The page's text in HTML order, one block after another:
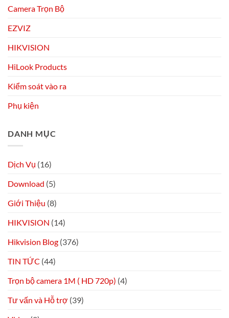
Camera Trọn Bộ
EZVIZ
HIKVISION
HiLook Products
Kiểm soát vào ra
Phụ kiện
DANH MỤC
Dịch Vụ (16)
Download (5)
Giới Thiệu (8)
HIKVISION (14)
Hikvision Blog (376)
TIN TỨC (44)
Trọn bộ camera 1M ( HD 720p) (4)
Tư vấn và Hỗ trợ (39)